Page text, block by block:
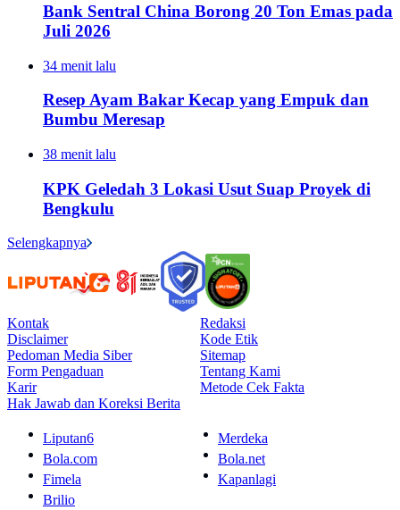
Bank Sentral China Borong 20 Ton Emas pada
Juli 2026
34 menit lalu
Resep Ayam Bakar Kecap yang Empuk dan
Bumbu Meresap
38 menit lalu
KPK Geledah 3 Lokasi Usut Suap Proyek di
Bengkulu
Selengkapnya
Kontak
Redaksi
Disclaimer
Kode Etik
Pedoman Media Siber
Sitemap
Form Pengaduan
Tentang Kami
Karir
Metode Cek Fakta
Hak Jawab dan Koreksi Berita
Liputan6
Merdeka
Bola.com
Bola.net
Fimela
Kapanlagi
Brilio